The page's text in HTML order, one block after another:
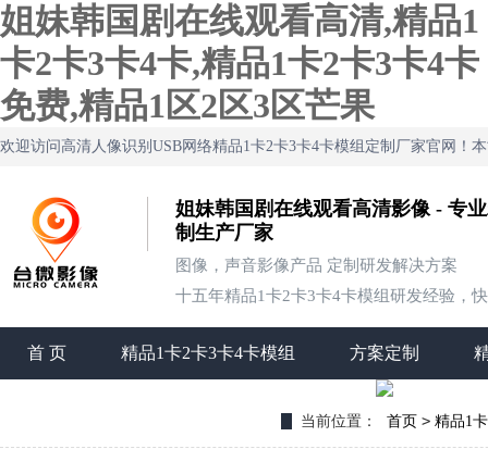
姐妹韩国剧在线观看高清,精品1
卡2卡3卡4卡,精品1卡2卡3卡4卡
免费,精品1区2区3区芒果
欢迎访问高清人像识别USB网络精品1卡2卡3卡4卡模组定制厂家官网！
姐妹韩国剧在线观看高清影像 - 专
制生产厂家
图像，声音影像产品 定制研发解决方案
十五年精品1卡2卡3卡4卡模组研发经验，快
首 页 精品1卡2卡3卡4卡模组 方案定制
当前位置： 首页 > 精品1